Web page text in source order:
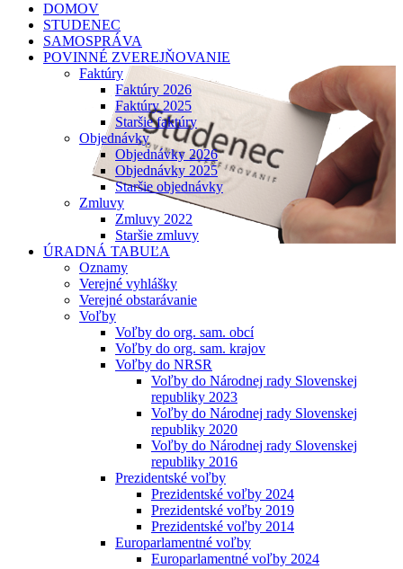
DOMOV
STUDENEC
SAMOSPRÁVA
POVINNÉ ZVEREJŇOVANIE
Faktúry
Faktúry 2026
Faktúry 2025
Staršie faktúry
Objednávky
Objednávky 2026
Objednávky 2025
Staršie objednávky
Zmluvy
Zmluvy 2022
Staršie zmluvy
ÚRADNÁ TABUĽA
Oznamy
Verejné vyhlášky
Verejné obstarávanie
Voľby
Voľby do org. sam. obcí
Voľby do org. sam. krajov
Voľby do NRSR
Voľby do Národnej rady Slovenskej
republiky 2023
Voľby do Národnej rady Slovenskej
republiky 2020
Voľby do Národnej rady Slovenskej
republiky 2016
Prezidentské voľby
Prezidentské voľby 2024
Prezidentské voľby 2019
Prezidentské voľby 2014
Europarlamentné voľby
Europarlamentné voľby 2024